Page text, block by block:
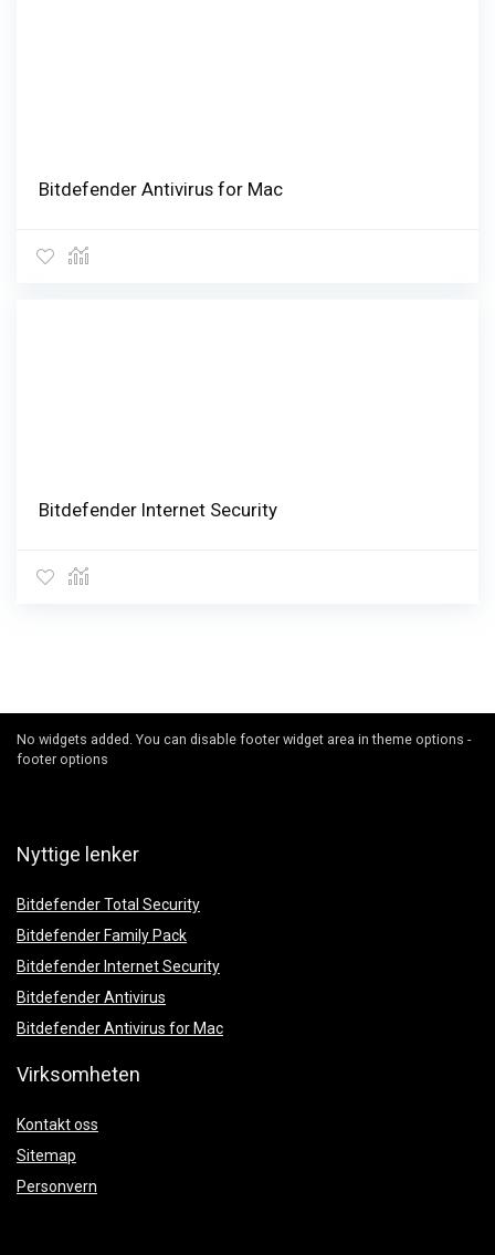
Bitdefender Antivirus for Mac
Bitdefender Internet Security
No widgets added. You can disable footer widget area in theme options -
footer options
Nyttige lenker
Bitdefender Total Security
Bitdefender Family Pack
Bitdefender Internet Security
Bitdefender Antivirus
Bitdefender Antivirus for Mac
Virksomheten
Kontakt oss
Sitemap
Personvern